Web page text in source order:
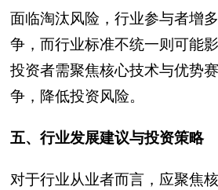
面临淘汰风险，行业参与者增
争，而行业标准不统一则可能
投资者需聚焦核心技术与优势
争，降低投资风险。
五、行业发展建议与投资策略
对于行业从业者而言，应聚焦